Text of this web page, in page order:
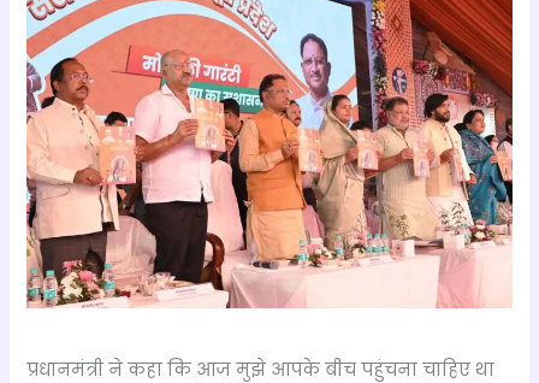
प्रधानमंत्री ने कहा कि आज मुझे आपके बीच पहुंचना चाहिए था